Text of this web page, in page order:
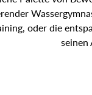
an.
ganzeitliches